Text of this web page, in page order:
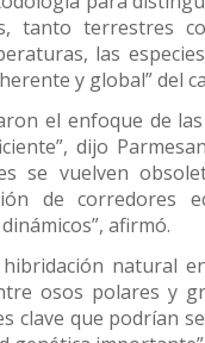
tanto terrestres
las
y global” del
el enfoque de
dijo
se vuelven
de corredores
afirmó.
natural
osos polares y
clave que podrían